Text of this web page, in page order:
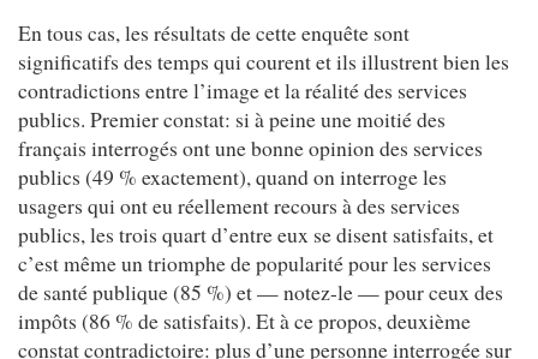
En tous cas, les résultats de cette enquête sont
significatifs des temps qui courent et ils illustrent bien les
contradictions entre l’image et la réalité des services
publics. Premier constat: si à peine une moitié des
français interrogés ont une bonne opinion des services
publics (49 % exactement), quand on interroge les
usagers qui ont eu réellement recours à des services
publics, les trois quart d’entre eux se disent satisfaits, et
c’est même un triomphe de popularité pour les services
de santé publique (85 %) et — notez-le — pour ceux des
impôts (86 % de satisfaits). Et à ce propos, deuxième
constat contradictoire: plus d’une personne interrogée sur